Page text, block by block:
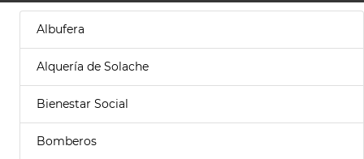
Albufera
Alquería de Solache
Bienestar Social
Bomberos